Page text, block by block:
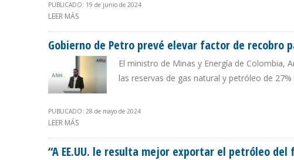
PUBLICADO: 19 de junio de 2024
LEER MÁS
Gobierno de Petro prevé elevar factor de recobro
El ministro de Minas y Energía de Colombia,
las reservas de gas natural y petróleo de
PUBLICADO: 28 de mayo de 2024
LEER MÁS
“A EE.UU. le resulta mejor exportar el petróleo